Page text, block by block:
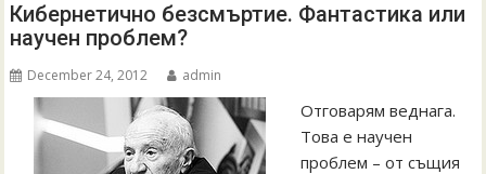
Кибернетично безсмъртие. Фантастика или
научен проблем?
December 24, 2012 admin
Отговарям веднага.
Това е научен
проблем – от същия